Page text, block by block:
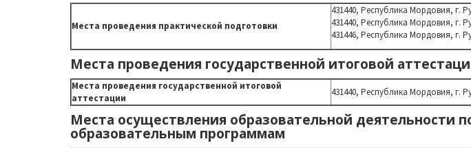
Места проведения практической подготовки
431440, Республика Мордовия, г.
431440, Республика Мордовия, г.
431446, Республика Мордовия, г.
Места проведения государственной итоговой
Места проведения государственной итоговой
аттестации
431440, Республика Мордовия, г.
Места осуществления образовательной деятельности
образовательным программам